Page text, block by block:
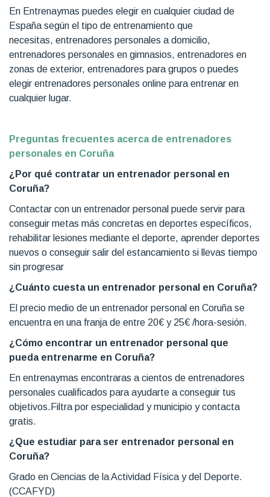
En Entrenaymas puedes elegir en cualquier ciudad de
España según el tipo de entrenamiento que
necesitas, entrenadores personales a domicilio,
entrenadores personales en gimnasios, entrenadores en
zonas de exterior, entrenadores para grupos o puedes
elegir entrenadores personales online para entrenar en
cualquier lugar.
Preguntas frecuentes acerca de entrenadores
personales en Coruña
¿Por qué contratar un entrenador personal en
Coruña?
Contactar con un entrenador personal puede servir para
conseguir metas más concretas en deportes específicos,
rehabilitar lesiones mediante el deporte, aprender deportes
nuevos o conseguir salir del estancamiento si llevas tiempo
sin progresar
¿Cuánto cuesta un entrenador personal en Coruña?
El precio medio de un entrenador personal en Coruña se
encuentra en una franja de entre 20€ y 25€ /hora-sesión.
¿Cómo encontrar un entrenador personal que
pueda entrenarme en Coruña?
En entrenaymas encontraras a cientos de entrenadores
personales cualificados para ayudarte a conseguir tus
objetivos.Filtra por especialidad y municipio y contacta
gratis.
¿Que estudiar para ser entrenador personal en
Coruña?
Grado en Ciencias de la Actividad Física y del Deporte.
(CCAFYD)